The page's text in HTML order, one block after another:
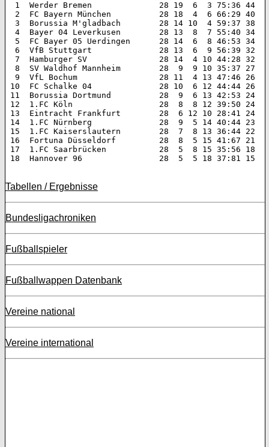
  1  Werder Bremen 		28 19  6  3 75:36 44
  2  FC Bayern München 		28 18  4  6 66:29 40
  3  Borussia M'gladbach 	28 14 10  4 59:37 38
  4  Bayer 04 Leverkusen 	28 13  8  7 55:40 34
  5  FC Bayer 05 Uerdingen 	28 14  6  8 46:53 34
  6  VfB Stuttgart 		28 13  6  9 56:39 32
  7  Hamburger SV 		28 14  4 10 44:28 32
  8  SV Waldhof Mannheim 	28  9  9 10 35:37 27
  9  VfL Bochum 		28 11  4 13 47:46 26
10  FC Schalke 04 		28 10  6 12 44:44 26
11  Borussia Dortmund 		28  9  6 13 42:53 24
12  1.FC Köln 			28  8  8 12 39:50 24
13  Eintracht Frankfurt 	28  6 12 10 28:41 24
14  1.FC Nürnberg 		28  9  5 14 40:44 23
15  1.FC Kaiserslautern 	28  7  8 13 36:44 22
16  Fortuna Düsseldorf 	28  8  5 15 41:67 21
17  1.FC Saarbrücken 		28  5  8 15 35:56 18
18  Hannover 96 		28  5  5 18 37:81 15
Tabellen / Ergebnisse
Bundesligachroniken
Fußballspieler
Fußballwappen Datenbank
Vereine national
Vereine international